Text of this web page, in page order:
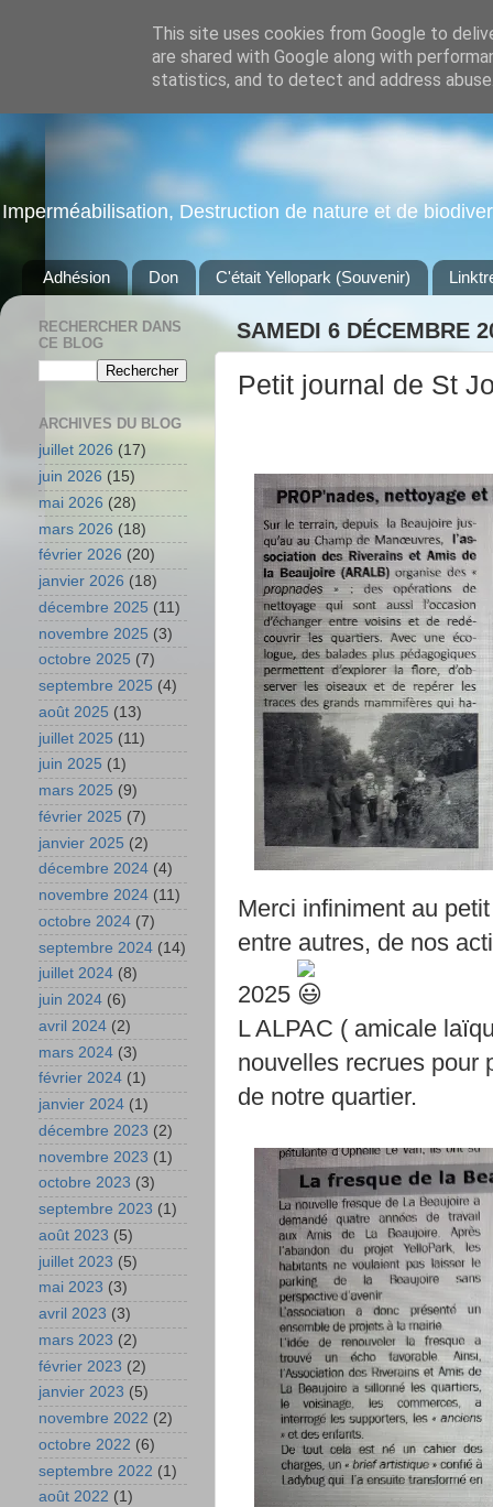
Imperméabilisation, Destruction de nature et de
Adhésion Don C'était Yellopark (Souvenir)
SAMEDI 6 DÉCEMBRE
Petit journal de St
Merci infiniment au
entre autres, de nos
2025
LALPAC ( amicale
nouvelles recrues pour
de notre quartier.
RECHERCHER DANS
CE BLOG
ARCHIVES DU BLOG
juillet 2026 (17)
juin 2026 (15)
mai 2026 (28)
mars 2026 (18)
février 2026 (20)
janvier 2026 (18)
décembre 2025 (11)
novembre 2025 (3)
octobre 2025 (7)
septembre 2025 (4)
août 2025 (13)
juillet 2025 (11)
juin 2025 (1)
mars 2025 (9)
février 2025 (7)
janvier 2025 (2)
décembre 2024 (4)
novembre 2024 (11)
octobre 2024 (7)
septembre 2024 (14)
juillet 2024 (8)
juin 2024 (6)
avril 2024 (2)
mars 2024 (3)
février 2024 (1)
janvier 2024 (1)
décembre 2023 (2)
novembre 2023 (1)
octobre 2023 (3)
septembre 2023 (1)
août 2023 (5)
juillet 2023 (5)
mai 2023 (3)
avril 2023 (3)
mars 2023 (2)
février 2023 (2)
janvier 2023 (5)
novembre 2022 (2)
octobre 2022 (6)
septembre 2022 (1)
août 2022 (1)
This site uses cookies from Google to
are shared with Google along with
statistics, and to detect and address